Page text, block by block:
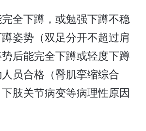
全下蹲，或勉强下蹲不稳
姿势（双足分开不超过肩
后能完全下蹲或轻度下蹲
员合格（臀肌挛缩综合
肢关节病变等病理性原因